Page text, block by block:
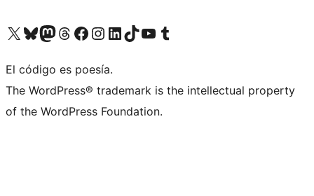
Visit our X (formerly Twitter) account
Visit our Bluesky account
Visit our Mastodon account
Visit our Threads account
Visit our Facebook page
Visit our Instagram account
Visit our LinkedIn account
Visit our TikTok account
Visit our YouTube channel
Visit our Tumblr account
El código es poesía.
The WordPress® trademark is the intellectual property
of the WordPress Foundation.